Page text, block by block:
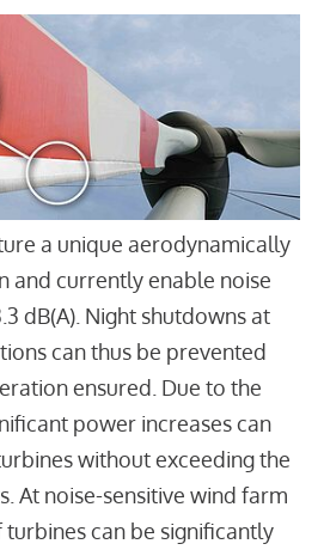
a unique aerodynamically
and currently enable noise
dB(A). Night shutdowns at
can thus be prevented
ensured. Due to the
power increases can
without exceeding the
At noise-sensitive wind farm
can be significantly